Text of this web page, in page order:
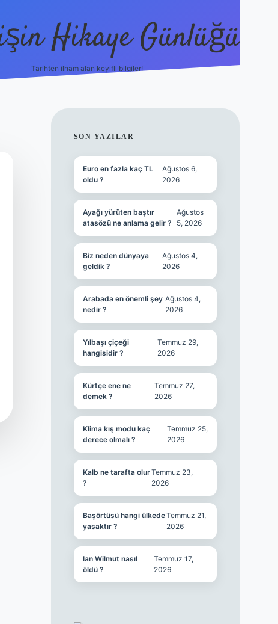
Hikaye Günlüğü
Tarihten ilham alan keyifli bilgiler!
SIDEBAR
SON YAZILAR
Euro en fazla kaç TL
oldu ?
Ağustos 6,
2026
Ayağı yürüten baştır
atasözü ne anlama gelir ?
Ağustos
5, 2026
Biz neden dünyaya
geldik ?
Ağustos 4,
2026
Arabada en önemli şey
nedir ?
Ağustos 4,
2026
Yılbaşı çiçeği
hangisidir ?
Temmuz 29,
2026
Kürtçe ene ne
demek ?
Temmuz 27,
2026
Klima kış modu kaç
derece olmalı ?
Temmuz 25,
2026
Kalb ne tarafta olur
?
Temmuz 23,
2026
Başörtüsü hangi ülkede
yasaktır ?
Temmuz 21,
2026
Ian Wilmut nasıl
öldü ?
Temmuz 17,
2026
betbox giriş